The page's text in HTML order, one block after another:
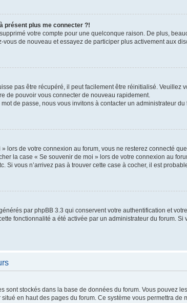
présent plus me connecter ?!
votre compte pour une quelconque raison. De plus,
de nouveau et essayez de participer plus activement aux
pas être récupéré, il peut facilement être réinitialisé. Veuillez
de pouvoir vous connecter de nouveau rapidement.
de passe, nous vous invitons à contacter un administrateur du
lors de votre connexion au forum, vous ne resterez connecté
la case « Se souvenir de moi » lors de votre connexion au
Si vous n’arrivez pas à trouver cette case à cocher, il est
par phpBB 3.3 qui conservent votre authentification et
fonctionnalité a été activée par un administrateur du forum.
sont stockés dans la base de données du forum. Vous pouvez
en haut des pages du forum. Ce système vous permettra de